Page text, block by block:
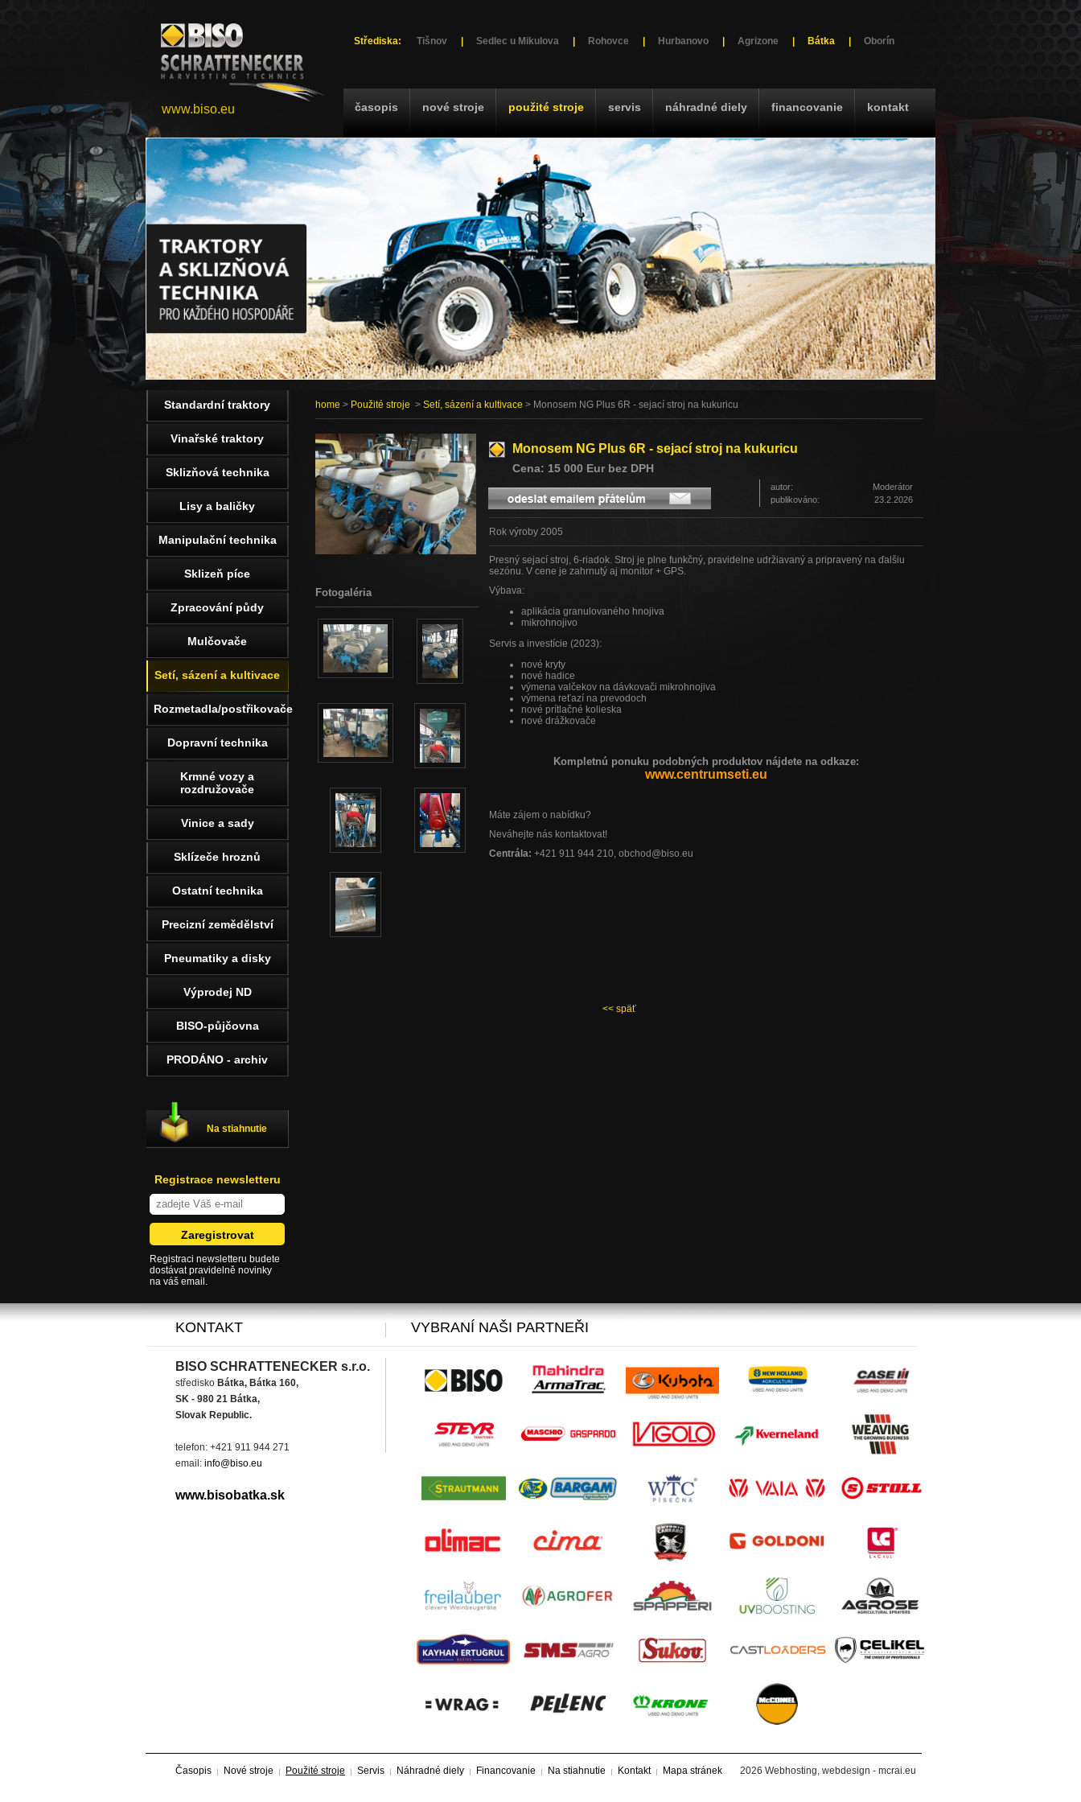
Střediska: Tišnov Sedlec u Mikulova Rohovce Hurbanovo Agrizone Bátka Oborín
časopis nové stroje použité stroje servis náhradné diely financovanie kontakt
www.biso.eu
home > Použité stroje > Setí, sázení a kultivace > Monosem NG Plus 6R - sejací stroj na kukuricu
Monosem NG Plus 6R - sejací stroj na kukuricu
Cena: 15 000 Eur bez DPH
autor:
Moderátor
publikováno:
23.2.2026
Rok výroby 2005
Presný sejací stroj, 6-riadok. Stroj je plne funkčný, pravidelne udržiavaný a pripravený na ďalšiu
sezónu. V cene je zahrnutý aj monitor + GPS.
Výbava:
aplikácia granulovaného hnojiva
mikrohnojivo
Servis a investície (2023):
nové kryty
nové hadice
výmena valčekov na dávkovači mikrohnojiva
výmena reťazí na prevodoch
nové prítlačné kolieska
nové drážkovače
Kompletnú ponuku podobných produktov nájdete na odkaze:
www.centrumseti.eu
Máte zájem o nabídku?
Neváhejte nás kontaktovat!
Centrála: +421 911 944 210, obchod@biso.eu
Fotogaléria
<< späť
Standardní traktory
Vinařské traktory
Sklizňová technika
Lisy a baličky
Manipulační technika
Sklizeň píce
Zpracování půdy
Mulčovače
Setí, sázení a kultivace
Rozmetadla/postřikovače
Dopravní technika
Krmné vozy a
rozdružovače
Vinice a sady
Sklízeče hroznů
Ostatní technika
Precizní zemědělství
Pneumatiky a disky
Výprodej ND
BISO-půjčovna
PRODÁNO - archiv
Na stiahnutie
Registrace newsletteru
Registraci newsletteru budete
dostávat pravidelně novinky
na váš email.
KONTAKT
BISO SCHRATTENECKER s.r.o.
středisko Bátka, Bátka 160,
SK - 980 21 Bátka,
Slovak Republic.
telefon: +421 911 944 271
email: info@biso.eu
www.bisobatka.sk
VYBRANÍ NAŠI PARTNEŘI
Časopis Nové stroje Použité stroje Servis Náhradné diely Financovanie Na stiahnutie Kontakt Mapa stránek 2026 Webhosting, webdesign - mcrai.eu